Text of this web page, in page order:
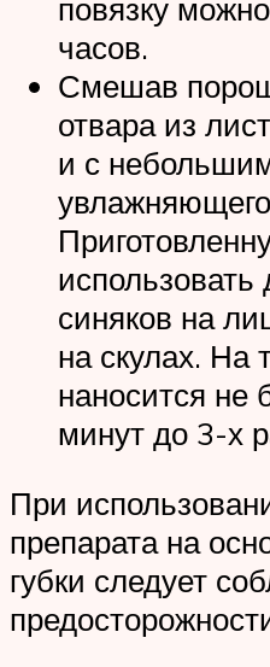
повязку
часов.
Смешав
отвара из
и с
использовать
синяков на
на скулах. На
наносится не
минут до 3-х
При
препарата на
губки следует